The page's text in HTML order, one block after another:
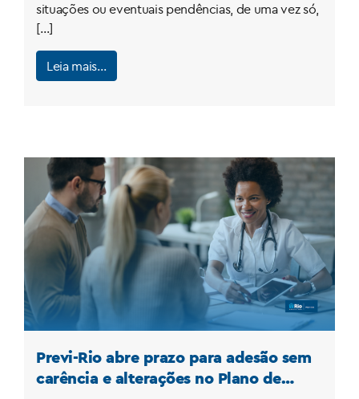
situações ou eventuais pendências, de uma vez só,
[…]
Leia mais…
Previ-Rio abre prazo para adesão sem
carência e alterações no Plano de